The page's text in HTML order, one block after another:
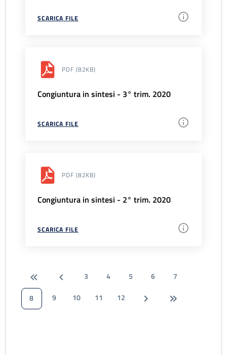
SCARICA FILE
PDF (82KB)
Congiuntura in sintesi - 3° trim. 2020
SCARICA FILE
PDF (82KB)
Congiuntura in sintesi - 2° trim. 2020
SCARICA FILE
3 4 5 6
7
8
9 10 11 12